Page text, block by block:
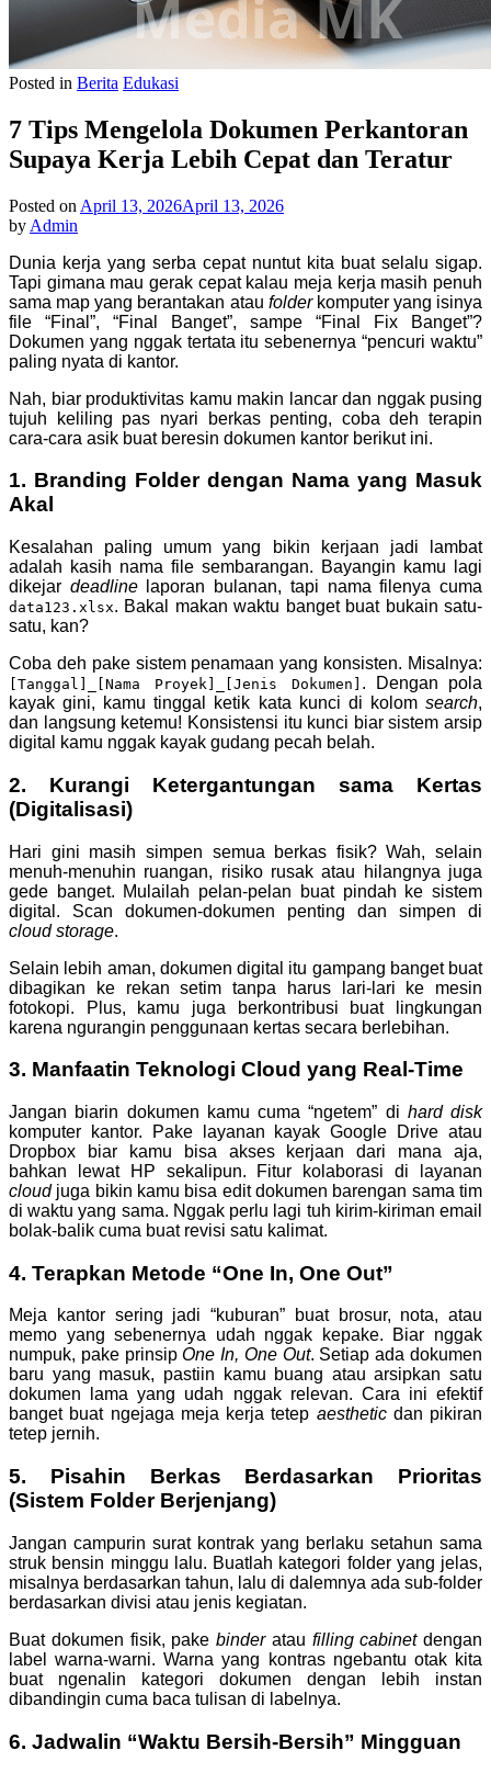
Posted in Berita Edukasi
7 Tips Mengelola Dokumen Perkantoran
Supaya Kerja Lebih Cepat dan Teratur
Posted on April 13, 2026April 13, 2026
by Admin
Dunia kerja yang serba cepat nuntut kita buat selalu sigap.
Tapi gimana mau gerak cepat kalau meja kerja masih penuh
sama map yang berantakan atau folderkomputer yang isinya
file “Final”, “Final Banget”, sampe “Final Fix Banget”?
Dokumen yang nggak tertata itu sebenernya “pencuri waktu”
paling nyata di kantor.
Nah, biar produktivitas kamu makin lancar dan nggak pusing
tujuh keliling pas nyari berkas penting, coba deh terapin
cara-cara asik buat beresin dokumen kantor berikut ini.
1. Branding Folder dengan Nama yang Masuk
Akal
Kesalahan paling umum yang bikin kerjaan jadi lambat
adalah kasih nama file sembarangan. Bayangin kamu lagi
dikejar deadlinelaporan bulanan, tapi nama filenya cuma
data123.xlsx. Bakal makan waktu banget buat bukain satu-
satu, kan?
Coba deh pake sistem penamaan yang konsisten. Misalnya:
[Tanggal]_[Nama Proyek]_[Jenis Dokumen] . Dengan pola
kayak gini, kamu tinggal ketik kata kunci di kolom search,
dan langsung ketemu! Konsistensi itu kunci biar sistem arsip
digital kamu nggak kayak gudang pecah belah.
2. Kurangi Ketergantungan sama Kertas
(Digitalisasi)
Hari gini masih simpen semua berkas fisik? Wah, selain
menuh-menuhin ruangan, risiko rusak atau hilangnya juga
gede banget. Mulailah pelan-pelan buat pindah ke sistem
digital. Scan dokumen-dokumen penting dan simpen di
cloud storage.
Selain lebih aman, dokumen digital itu gampang banget buat
dibagikan ke rekan setim tanpa harus lari-lari ke mesin
fotokopi. Plus, kamu juga berkontribusi buat lingkungan
karena ngurangin penggunaan kertas secara berlebihan.
3. Manfaatin Teknologi Cloud yang Real-Time
Jangan biarin dokumen kamu cuma “ngetem” di hard disk
komputer kantor. Pake layanan kayak Google Drive atau
Dropbox biar kamu bisa akses kerjaan dari mana aja,
bahkan lewat HP sekalipun. Fitur kolaborasi di layanan
cloudjuga bikin kamu bisa edit dokumen barengan sama tim
di waktu yang sama. Nggak perlu lagi tuh kirim-kiriman email
bolak-balik cuma buat revisi satu kalimat.
4. Terapkan Metode “One In, One Out”
Meja kantor sering jadi “kuburan” buat brosur, nota, atau
memo yang sebenernya udah nggak kepake. Biar nggak
numpuk, pake prinsipOne In, One Out. Setiap ada dokumen
baru yang masuk, pastiin kamu buang atau arsipkan satu
dokumen lama yang udah nggak relevan. Cara ini efektif
banget buat ngejaga meja kerja tetep aestheticdan pikiran
tetep jernih.
5. Pisahin Berkas Berdasarkan Prioritas
(Sistem Folder Berjenjang)
Jangan campurin surat kontrak yang berlaku setahun sama
struk bensin minggu lalu. Buatlah kategori folder yang jelas,
misalnya berdasarkan tahun, lalu di dalemnya ada sub-folder
berdasarkan divisi atau jenis kegiatan.
Buat dokumen fisik, pake binderatau filling cabinetdengan
label warna-warni. Warna yang kontras ngebantu otak kita
buat ngenalin kategori dokumen dengan lebih instan
dibandingin cuma baca tulisan di labelnya.
6. Jadwalin “Waktu Bersih-Bersih” Mingguan